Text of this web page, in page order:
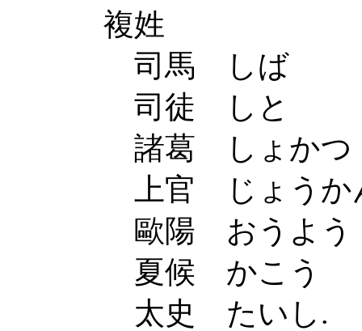
複姓
司馬 しば
司徒 しと
諸葛 しょかつ
上官 じょうか
歐陽 おうよう
夏候 かこう
太史 たいし.